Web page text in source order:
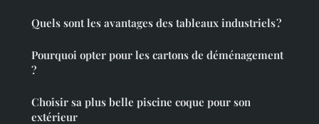
Quels sont les avantages des tableaux industriels ?
Pourquoi opter pour les cartons de déménagement
?
Choisir sa plus belle piscine coque pour son
extérieur